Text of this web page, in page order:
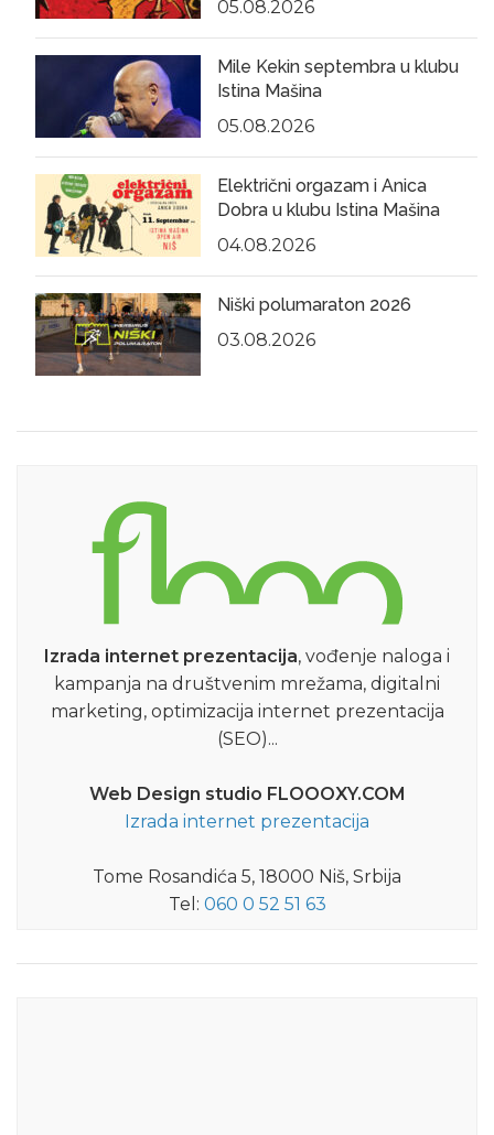
05.08.2026
Mile Kekin septembra u klubu
Istina Mašina
05.08.2026
Električni orgazam i Anica
Dobra u klubu Istina Mašina
04.08.2026
Niški polumaraton 2026
03.08.2026
Izrada internet prezentacija, vođenje naloga i
kampanja na društvenim mrežama, digitalni
marketing, optimizacija internet prezentacija
(SEO)...
Web Design studio FLOOOXY.COM
Izrada internet prezentacija
Tome Rosandića 5, 18000 Niš, Srbija
Tel: 060 0 52 51 63